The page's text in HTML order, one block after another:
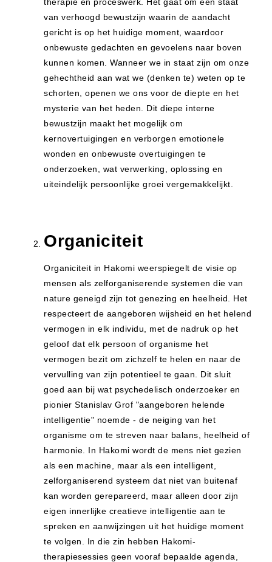
van verhoogd bewustzijn waarin de aandacht
gericht is op het huidige moment, waardoor
onbewuste gedachten en gevoelens naar boven
kunnen komen. Wanneer we in staat zijn om onze
gehechtheid aan wat we (denken te) weten op te
schorten, openen we ons voor de diepte en het
mysterie van het heden. Dit diepe interne
bewustzijn maakt het mogelijk om
kernovertuigingen en verborgen emotionele
wonden en onbewuste overtuigingen te
onderzoeken, wat verwerking, oplossing en
uiteindelijk persoonlijke groei vergemakkelijkt.
Organiciteit
Organiciteit in Hakomi weerspiegelt de visie op
mensen als zelforganiserende systemen die van
nature geneigd zijn tot genezing en heelheid. Het
respecteert de aangeboren wijsheid en het helend
vermogen in elk individu, met de nadruk op het
geloof dat elk persoon of organisme het
vermogen bezit om zichzelf te helen en naar de
vervulling van zijn potentieel te gaan. Dit sluit
goed aan bij wat psychedelisch onderzoeker en
pionier Stanislav Grof "aangeboren helende
intelligentie" noemde - de neiging van het
organisme om te streven naar balans, heelheid of
harmonie. In Hakomi wordt de mens niet gezien
als een machine, maar als een intelligent,
zelforganiserend systeem dat niet van buitenaf
kan worden gerepareerd, maar alleen door zijn
eigen innerlijke creatieve intelligentie aan te
spreken en aanwijzingen uit het huidige moment
te volgen. In die zin hebben Hakomi-
therapiesessies geen vooraf bepaalde agenda,